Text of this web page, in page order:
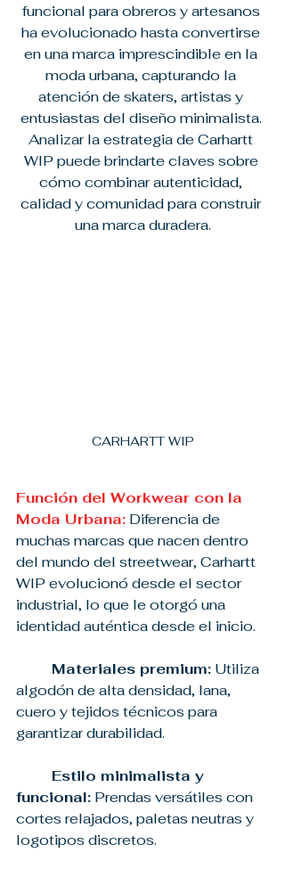
funcional para obreros y artesanos
ha evolucionado hasta convertirse
en una marca imprescindible en la
moda urbana, capturando la
atención de skaters, artistas y
entusiastas del diseño minimalista.
Analizar la estrategia de Carhartt
WIP puede brindarte claves sobre
cómo combinar autenticidad,
calidad y comunidad para construir
una marca duradera.
CARHARTT WIP
Función del Workwear con la
Moda Urbana: Diferencia de
muchas marcas que nacen dentro
del mundo del streetwear, Carhartt
WIP evolucionó desde el sector
industrial, lo que le otorgó una
identidad auténtica desde el inicio.
Materiales premium: Utiliza
algodón de alta densidad, lana,
cuero y tejidos técnicos para
garantizar durabilidad.
Estilo minimalista y
funcional: Prendas versátiles con
cortes relajados, paletas neutras y
logotipos discretos.